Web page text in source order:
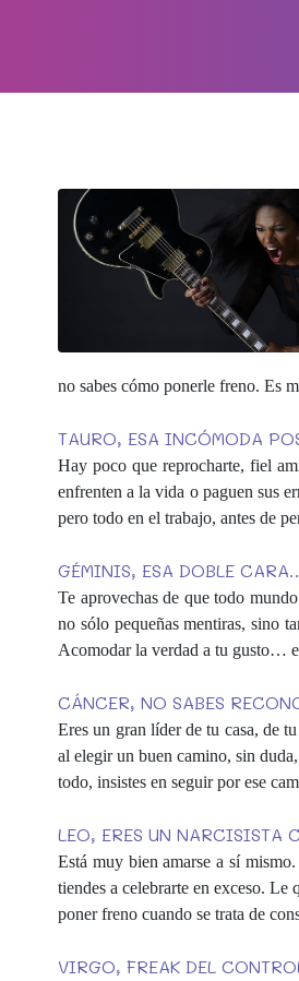
no sabes cómo ponerle freno. Es
TAURO, ESA INCÓMODA
Hay poco que reprocharte, fiel
enfrenten a la vida o paguen sus
pero todo en el trabajo, antes de
GÉMINIS, ESA DOBLE
Te aprovechas de que todo
no sólo pequeñas mentiras, sino
Acomodar la verdad a tu gusto…
CÁNCER, NO SABES
Eres un gran líder de tu casa, de
al elegir un buen camino, sin
todo, insistes en seguir por ese
LEO, ERES UN NARCISISTA
Está muy bien amarse a sí
tiendes a celebrarte en exceso.
poner freno cuando se trata de
VIRGO, FREAK DEL